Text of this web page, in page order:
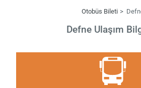
Otobüs Bileti
Defne Ulaşım